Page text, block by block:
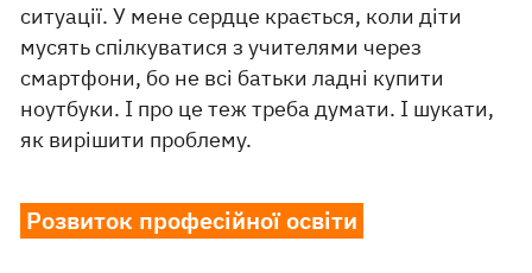
ситуації. У мене сердце крається, коли діти
мусять спілкуватися з учителями через
смартфони, бо не всі батьки ладні купити
ноутбуки. І про це теж треба думати. І шукати,
як вирішити проблему.
Розвиток професійної освіти